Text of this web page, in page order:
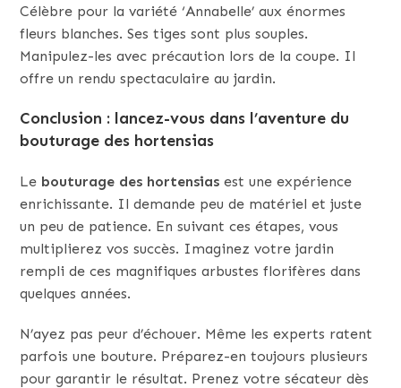
Célèbre pour la variété ‘Annabelle’ aux énormes
fleurs blanches. Ses tiges sont plus souples.
Manipulez-les avec précaution lors de la coupe. Il
offre un rendu spectaculaire au jardin.
Conclusion : lancez-vous dans l’aventure du
bouturage des hortensias
Le bouturage des hortensias est une expérience
enrichissante. Il demande peu de matériel et juste
un peu de patience. En suivant ces étapes, vous
multiplierez vos succès. Imaginez votre jardin
rempli de ces magnifiques arbustes florifères dans
quelques années.
N’ayez pas peur d’échouer. Même les experts ratent
parfois une bouture. Préparez-en toujours plusieurs
pour garantir le résultat. Prenez votre sécateur dès